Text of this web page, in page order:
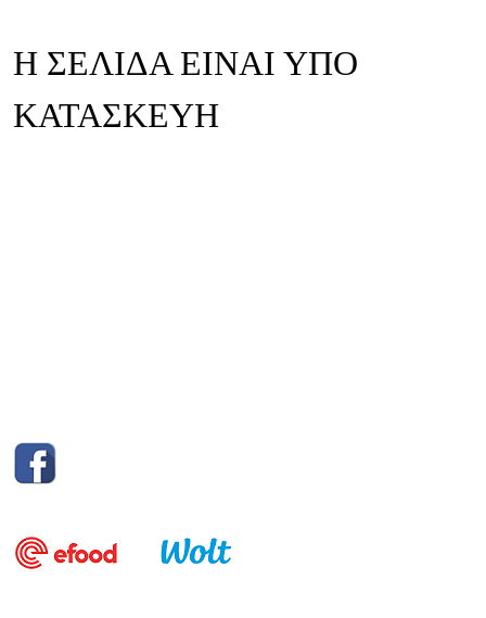
Η ΣΕΛΙΔΑ ΕΙΝΑΙ ΥΠΟ
ΚΑΤΑΣΚΕΥΗ